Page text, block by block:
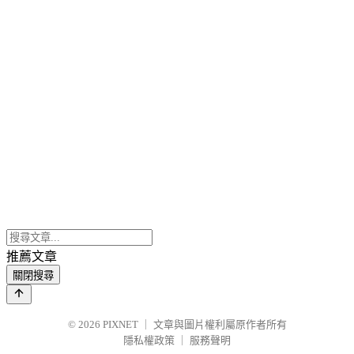
推薦文章
關閉搜尋
© 2026 PIXNET
文章與圖片權利屬原作者所有
隱私權政策
服務聲明